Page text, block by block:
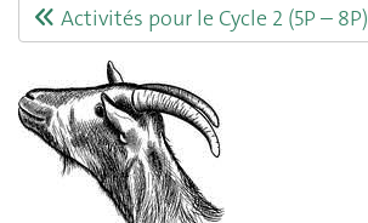
Activités pour le Cycle 2 (5P – 8P)